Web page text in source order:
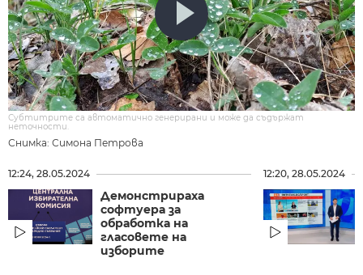
Снимка: Симона Петрова
Субтитрите са автоматично генерирани и може да съдържат
неточности.
12:24, 28.05.2024
Демонстрираха
софтуера за
обработка на
гласовете на
изборите
12:20, 28.05.2024